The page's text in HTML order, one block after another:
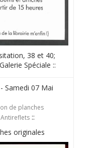
38 et 40;
Spéciale ::
Samedi 07 Mai
de planches
::
originales